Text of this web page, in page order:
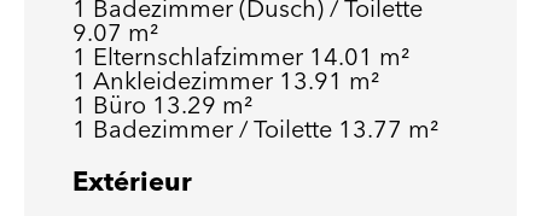
1 Badezimmer (Dusch) / Toilette
9.07 m²
1 Elternschlafzimmer 14.01 m²
1 Ankleidezimmer 13.91 m²
1 Büro 13.29 m²
1 Badezimmer / Toilette 13.77 m²
Extérieur